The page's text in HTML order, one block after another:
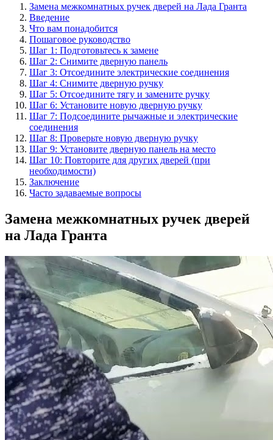
Замена межкомнатных ручек дверей на Лада Гранта
Введение
Что вам понадобится
Пошаговое руководство
Шаг 1: Подготовьтесь к замене
Шаг 2: Снимите дверную панель
Шаг 3: Отсоедините электрические соединения
Шаг 4: Снимите дверную ручку
Шаг 5: Отсоедините тягу и замените ручку
Шаг 6: Установите новую дверную ручку
Шаг 7: Подсоедините рычажные и электрические
соединения
Шаг 8: Проверьте новую дверную ручку
Шаг 9: Установите дверную панель на место
Шаг 10: Повторите для других дверей (при
необходимости)
Заключение
Часто задаваемые вопросы
Замена межкомнатных ручек дверей
на Лада Гранта